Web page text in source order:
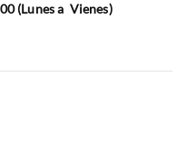
(Lunes a Vienes)